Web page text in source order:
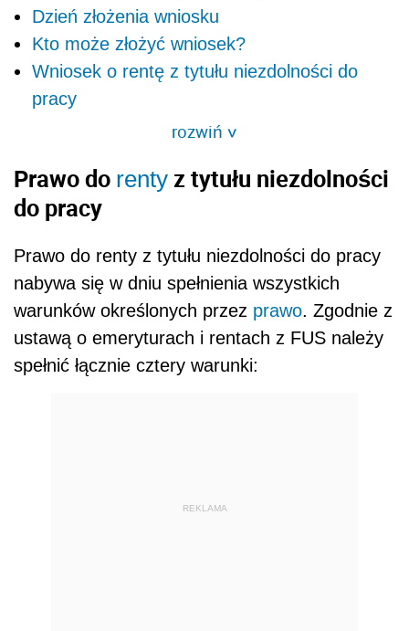
Dzień złożenia wniosku
Kto może złożyć wniosek?
Wniosek o rentę z tytułu niezdolności do
pracy
rozwiń>
Prawo do renty z tytułu niezdolności
do pracy
Prawo do renty z tytułu niezdolności do pracy
nabywa się w dniu spełnienia wszystkich
warunków określonych przez prawo. Zgodnie z
ustawą o emeryturach i rentach z FUS należy
spełnić łącznie cztery warunki:
REKLAMA